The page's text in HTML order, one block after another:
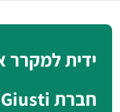
ידית למקרר
חברת Giusti